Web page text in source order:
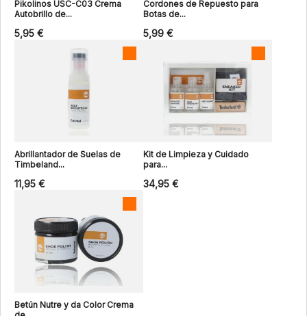
Pikolinos USC-C03 Crema
Autobrillo de...
5,95 €
Cordones de Repuesto para
Botas de...
5,99 €
Abrillantador de Suelas de
Timbeland...
11,95 €
Kit de Limpieza y Cuidado
para...
34,95 €
Betún Nutre y da Color Crema